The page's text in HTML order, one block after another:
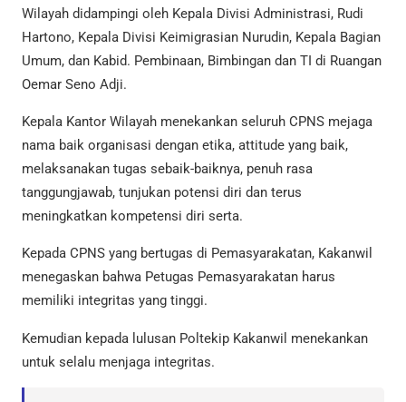
Wilayah didampingi oleh Kepala Divisi Administrasi, Rudi
Hartono, Kepala Divisi Keimigrasian Nurudin, Kepala Bagian
Umum, dan Kabid. Pembinaan, Bimbingan dan TI di Ruangan
Oemar Seno Adji.
Kepala Kantor Wilayah menekankan seluruh CPNS mejaga
nama baik organisasi dengan etika, attitude yang baik,
melaksanakan tugas sebaik-baiknya, penuh rasa
tanggungjawab, tunjukan potensi diri dan terus
meningkatkan kompetensi diri serta.
Kepada CPNS yang bertugas di Pemasyarakatan, Kakanwil
menegaskan bahwa Petugas Pemasyarakatan harus
memiliki integritas yang tinggi.
Kemudian kepada lulusan Poltekip Kakanwil menekankan
untuk selalu menjaga integritas.